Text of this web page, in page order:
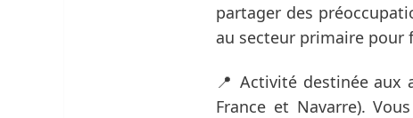
partager des
au secteur primaire pour
📍 Activité destinée aux
France et Navarre).